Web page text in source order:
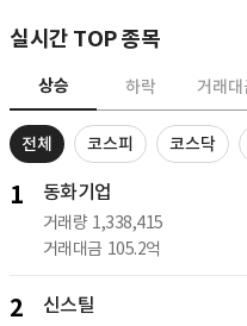
실시간 TOP 종목
상승 하락 거래대
전체 코스피 코스닥
1 동화기업
거래량 1,338,415
거래대금 105.2억
2 신스틸